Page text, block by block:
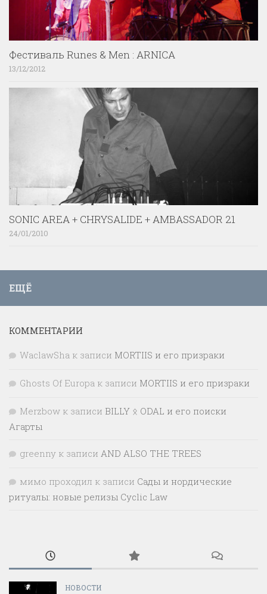
Фестиваль Runes & Men : ARNICA
13/12/2012
SONIC AREA + CHRYSALIDE + AMBASSADOR 21
24/01/2010
ЕЩЁ
КОММЕНТАРИИ
WaclawSha к записи MORTIIS и его призраки
Ghosts Of Europa к записи MORTIIS и его призраки
Merzbow к записи BILLY ᛟ ODAL и его поиски
Агарты
greenny к записи AND ALSO THE TREES
мимо проходил к записи Сады и нордические
ритуалы: новые релизы Cyclic Law
НОВОСТИ